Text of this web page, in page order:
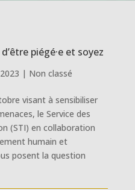
piégé·e et soyez
| Non classé
visant à sensibiliser
le Service des
(STI) en collaboration
humain et
posent la question